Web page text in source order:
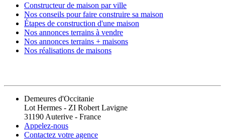
Constructeur de maison par ville
Nos conseils pour faire construire sa maison
Étapes de construction d'une maison
Nos annonces terrains à vendre
Nos annonces terrains + maisons
Nos réalisations de maisons
Demeures d'Occitanie
Lot Hermes - ZI Robert Lavigne
31190 Auterive - France
Appelez-nous
Contactez votre agence